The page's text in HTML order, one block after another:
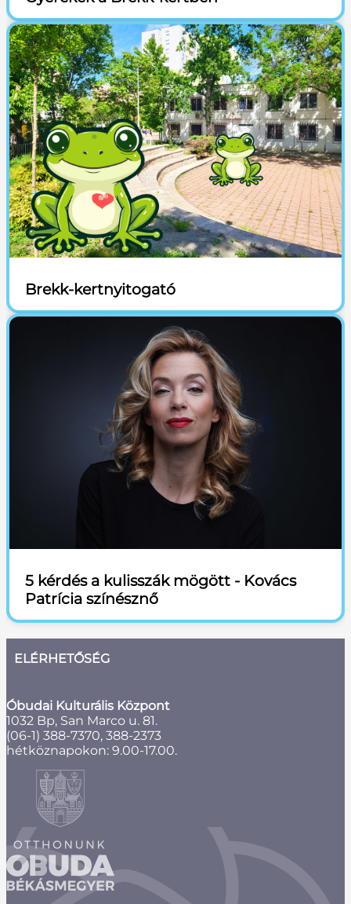
Brekk-kertnyitogató
5 kérdés a kulisszák mögött - Kovács
Patrícia színésznő
ELÉRHETŐSÉG
Óbudai Kulturális Központ
1032 Bp, San Marco u. 81.
(06-1) 388-7370, 388-2373
hétköznapokon: 9.00-17.00.